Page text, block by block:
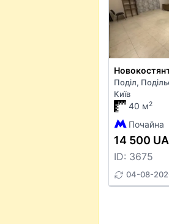
Поділ,
Київ
40 м2
Почайна
14 500
ID: 3675
04-08-